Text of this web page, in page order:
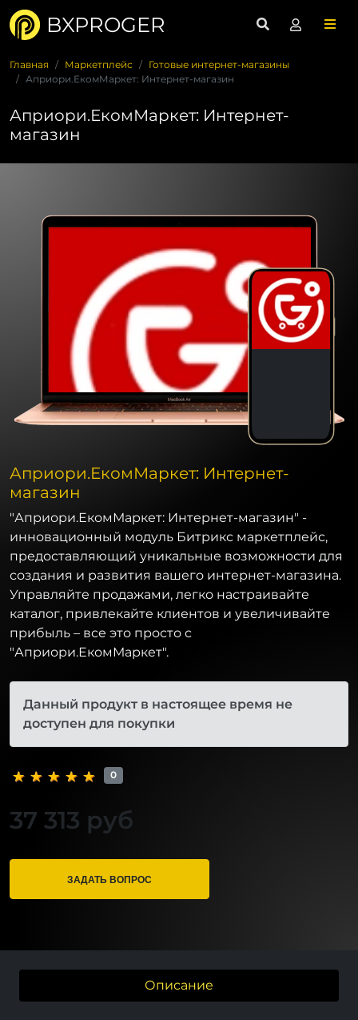
BXPROGER
Главная Маркетплейс
Готовые интернет-магазины
Априори.ЕкомМаркет: Интернет-магазин
Априори.ЕкомМаркет: Интернет-
магазин
Априори.ЕкомМаркет: Интернет-
магазин
"Априори.ЕкомМаркет: Интернет-магазин" -
инновационный модуль Битрикс маркетплейс,
предоставляющий уникальные возможности для
создания и развития вашего интернет-магазина.
Управляйте продажами, легко настраивайте
каталог, привлекайте клиентов и увеличивайте
прибыль – все это просто с
"Априори.ЕкомМаркет".
Данный продукт в настоящее время не
доступен для покупки
0
37 313 руб
ЗАДАТЬ ВОПРОС
Описание